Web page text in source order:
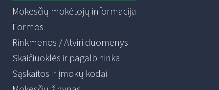
Mokesčių mokėtojų informacija
Formos
Rinkmenos / Atviri duomenys
Skaičiuoklės ir pagalbininkai
Sąskaitos ir įmokų kodai